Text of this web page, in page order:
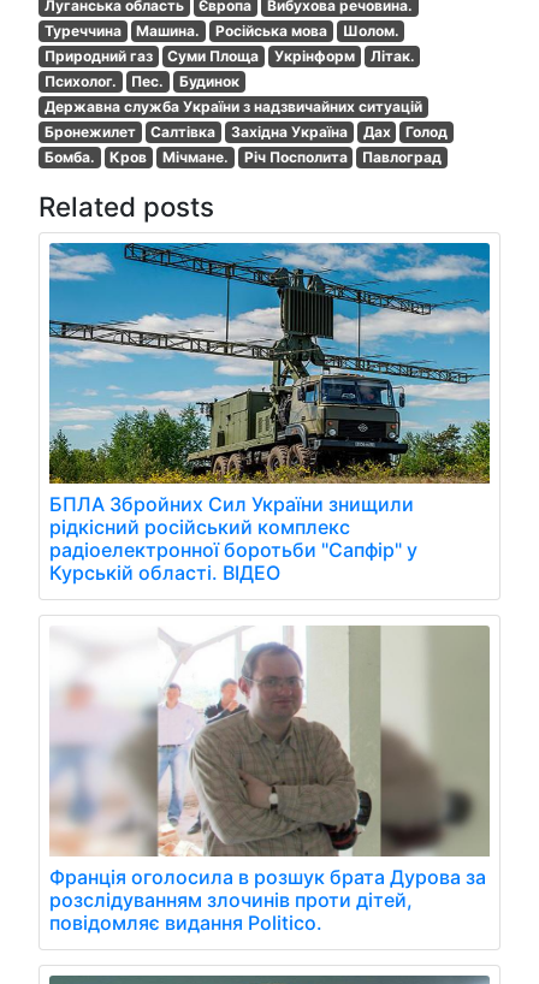
Луганська область Європа
Вибухова речовина.
Туреччина
Машина. Російська мова
Шолом.
Природний газ
Суми Площа Укрінформ
Літак.
Психолог.
Пес.
Будинок
Державна служба України з надзвичайних ситуацій
Бронежилет
Салтівка Західна Україна Дах
Голод
Бомба.
Кров Мічмане. Річ Посполита Павлоград
Related posts
БПЛА Збройних Сил України знищили
рідкісний російський комплекс
радіоелектронної боротьби "Сапфір" у
Курській області. ВІДЕО
Франція оголосила в розшук брата Дурова за
розслідуванням злочинів проти дітей,
повідомляє видання Politico.